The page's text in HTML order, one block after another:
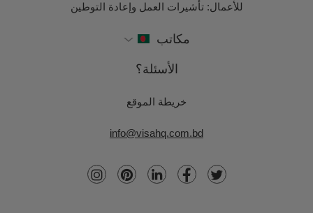
للأعمال: تأشيرات العمل وإعادة التوطين
مكاتب
الأسئلة؟
خريطة الموقع
info@visahq.com.bd